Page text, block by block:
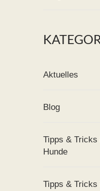
Aktuelles
Blog
Tipps & Tricks
Hunde
Tipps & Tricks